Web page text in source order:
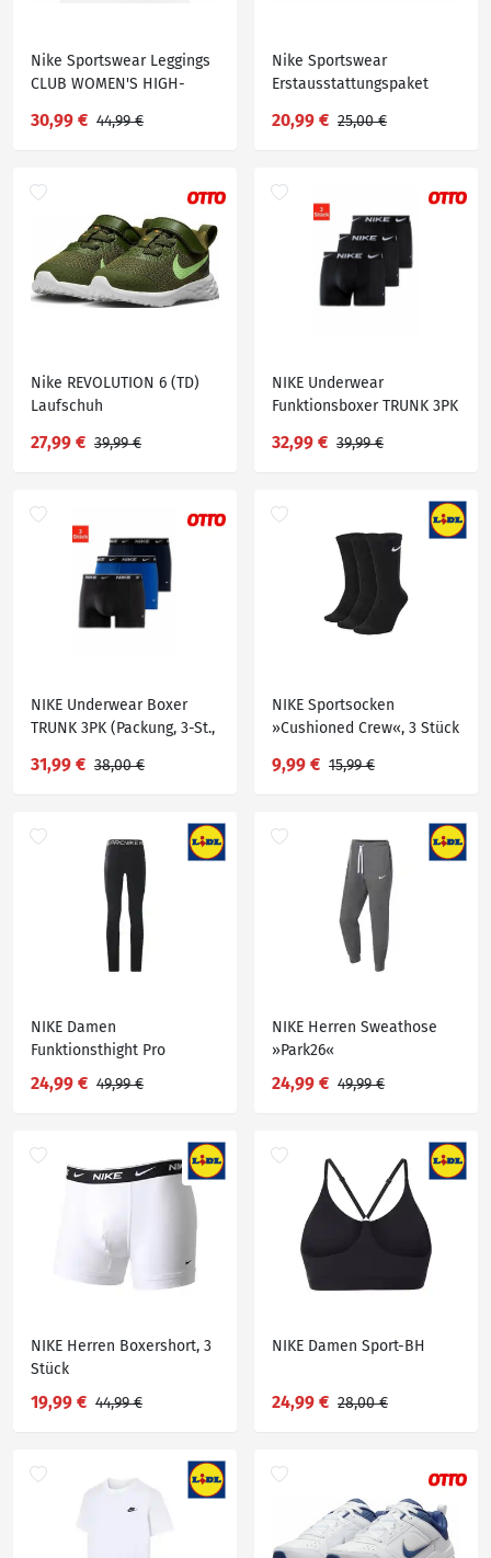
Nike Sportswear Leggings
CLUB WOMEN'S HIGH-
Schwarz
30,99 € 44,99 €
Nike Sportswear
Erstausstattungspaket
Grau
20,99 € 25,00 €
Nike REVOLUTION 6 (TD)
Laufschuh
27,99 € 39,99 €
NIKE Underwear
Funktionsboxer TRUNK 3PK
Microfaser-Qualität
32,99 € 39,99 €
NIKE Underwear Boxer
TRUNK 3PK (Packung, 3-St.,
Stretch
31,99 € 38,00 €
NIKE Sportsocken
»Cushioned Crew«, 3 Stück
9,99 € 15,99 €
NIKE Damen
Funktionsthight Pro
24,99 € 49,99 €
NIKE Herren Sweathose
»Park26«
24,99 € 49,99 €
NIKE Herren Boxershort, 3
Stück
19,99 € 44,99 €
NIKE Damen Sport-BH
24,99 € 28,00 €